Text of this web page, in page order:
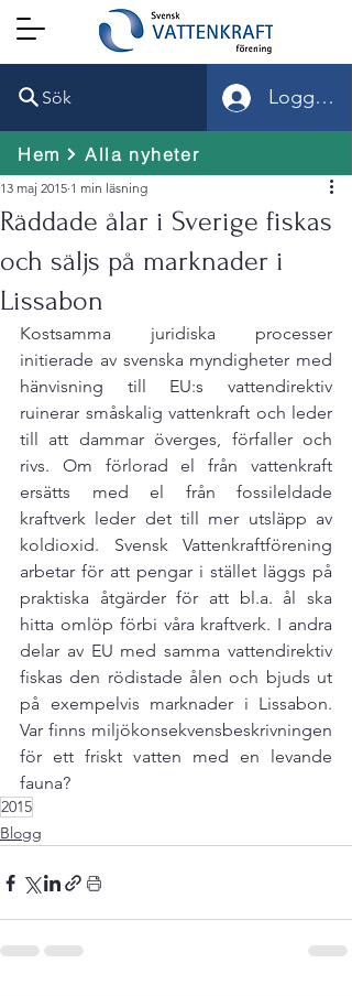
Sök Logga in
Hem Alla nyheter
Räddade ålar i Sverige fiskas
och säljs på marknader i
Lissabon
13 maj 2015 1 min läsning
Kostsamma juridiska processer
initierade av svenska myndigheter med
hänvisning till EU:s vattendirektiv
ruinerar småskalig vattenkraft och leder
till att dammar överges, förfaller och
rivs. Om förlorad el från vattenkraft
ersätts med el från fossileldade
kraftverk leder det till mer utsläpp av
koldioxid. Svensk Vattenkraftförening
arbetar för att pengar i stället läggs på
praktiska åtgärder för att bl.a. ål ska
hitta omlöp förbi våra kraftverk. I andra
delar av EU med samma vattendirektiv
fiskas den rödistade ålen och bjuds ut
på exempelvis marknader i Lissabon.
Var finns miljökonsekvensbeskrivningen
för ett friskt vatten med en levande
fauna?
2015
Blogg